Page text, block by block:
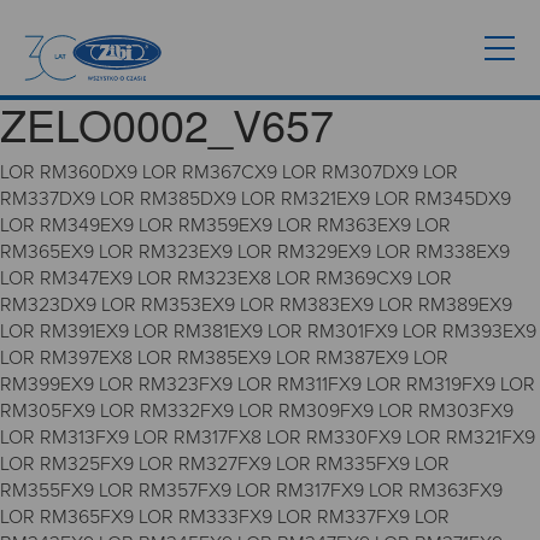
ZELO0002_V657
LOR RM360DX9 LOR RM367CX9 LOR RM307DX9 LOR
RM337DX9 LOR RM385DX9 LOR RM321EX9 LOR RM345DX9
LOR RM349EX9 LOR RM359EX9 LOR RM363EX9 LOR
RM365EX9 LOR RM323EX9 LOR RM329EX9 LOR RM338EX9
LOR RM347EX9 LOR RM323EX8 LOR RM369CX9 LOR
RM323DX9 LOR RM353EX9 LOR RM383EX9 LOR RM389EX9
LOR RM391EX9 LOR RM381EX9 LOR RM301FX9 LOR RM393EX9
LOR RM397EX8 LOR RM385EX9 LOR RM387EX9 LOR
RM399EX9 LOR RM323FX9 LOR RM311FX9 LOR RM319FX9 LOR
RM305FX9 LOR RM332FX9 LOR RM309FX9 LOR RM303FX9
LOR RM313FX9 LOR RM317FX8 LOR RM330FX9 LOR RM321FX9
LOR RM325FX9 LOR RM327FX9 LOR RM335FX9 LOR
RM355FX9 LOR RM357FX9 LOR RM317FX9 LOR RM363FX9
LOR RM365FX9 LOR RM333FX9 LOR RM337FX9 LOR